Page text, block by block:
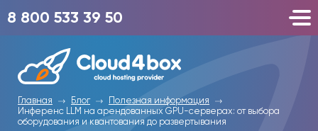
8 800 533 39 50
Главная Блог
Полезная информация
Инференс LLM на арендованных GPU-серверах: от выбора
оборудования и квантования до развертывания